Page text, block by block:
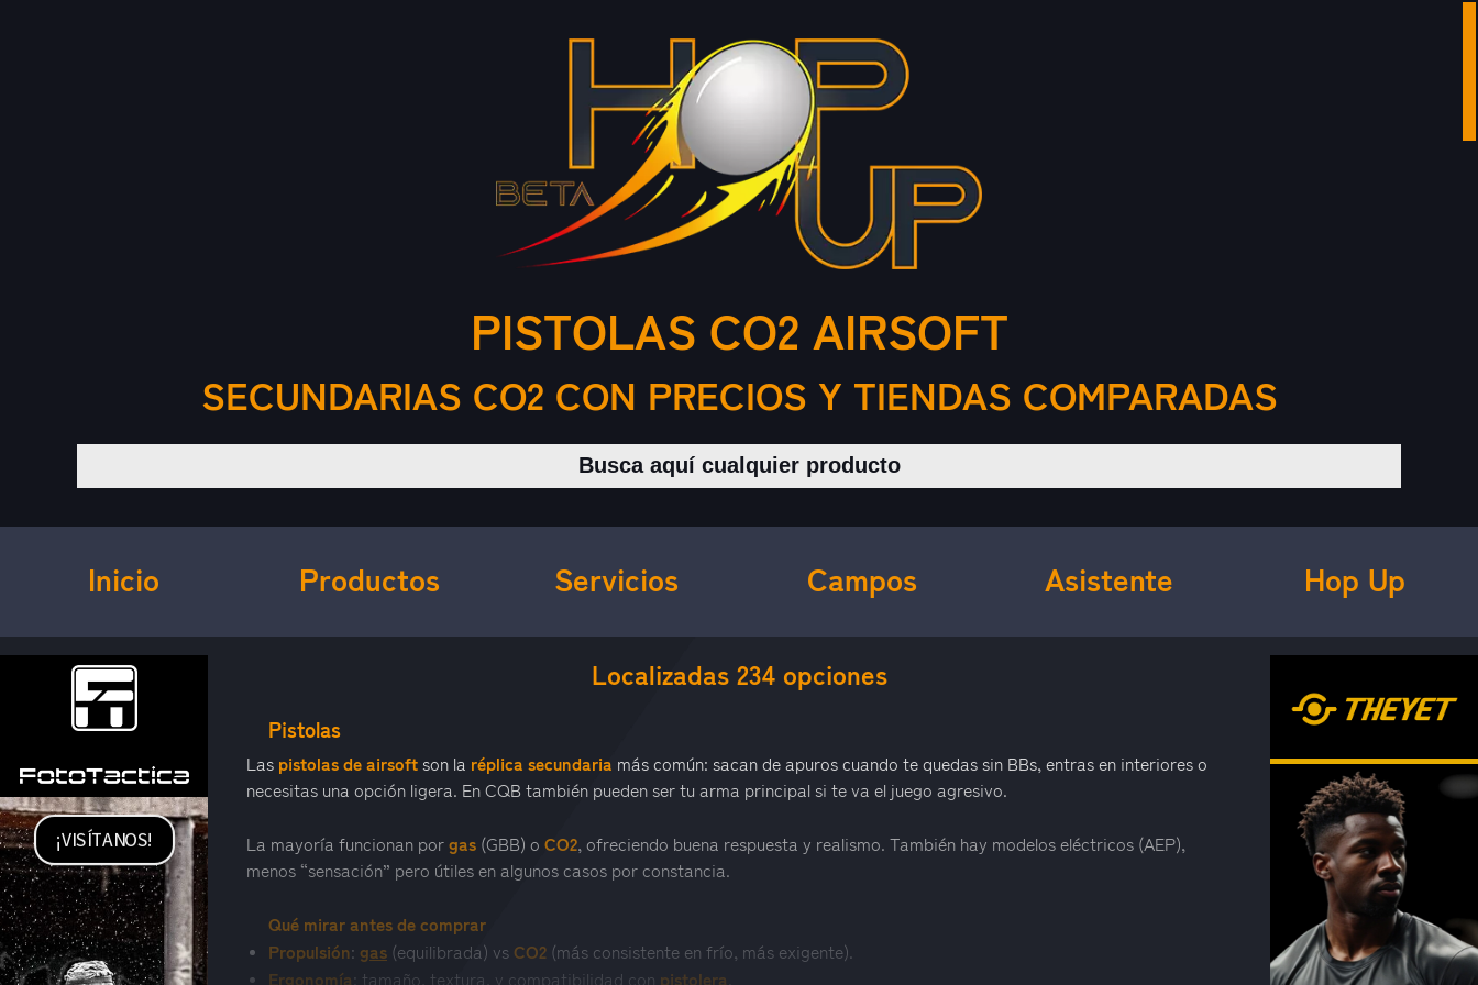
PISTOLAS CO2 AIRSOFT
SECUNDARIAS CO2 CON PRECIOS Y TIENDAS COMPARADAS
Buscar productos
Inicio Productos Servicios Campos Asistente Hop Up
PISTOLAS CO2 AIRSOFT
Localizadas 234opciones
Pistolas
Las pistolas de airsoft son la réplica secundaria más común: sacan de apuros cuando te quedas sin BBs, entras en interiores o
necesitas una opción ligera. En CQB también pueden ser tu arma principal si te va el juego agresivo.
La mayoría funcionan por gas (GBB) o CO2, ofreciendo buena respuesta y realismo. También hay modelos eléctricos (AEP),
menos “sensación” pero útiles en algunos casos por constancia.
Qué mirar antes de comprar
Propulsión: gas (equilibrada) vs CO2 (más consistente en frío, más exigente).
Ergonomía: tamaño, textura, y compatibilidad con pistolera
¡VISÍTANOS!